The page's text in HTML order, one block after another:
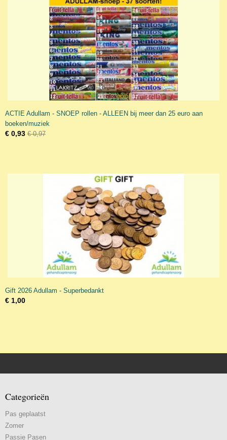
ACTIE Adullam - SNOEP rollen - ALLEEN bij meer dan 25 euro aan
boeken/muziek
€ 0,93 € 0,97
Gift 2026 Adullam - Superbedankt
€ 1,00
Categorieën
Pas geplaatst
Zomer
Passie Pasen